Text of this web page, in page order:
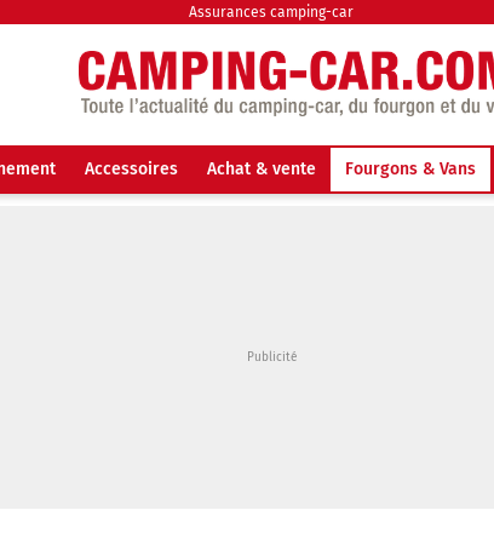
Assurances camping-car
Accessoires Achat & vente Fourgons & Vans